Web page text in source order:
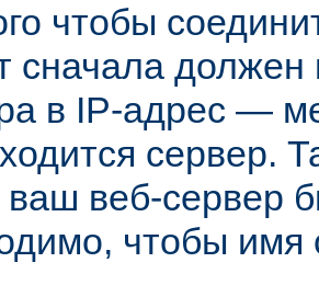
чтобы
сначала
в IP-адрес —
сервер.
веб-сервер
чтобы имя